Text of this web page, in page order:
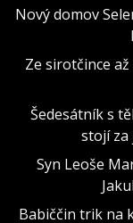
Nový domov
Ze sirotčince
Šedesátník s
stojí
Syn Leoše
Babiččin trik na